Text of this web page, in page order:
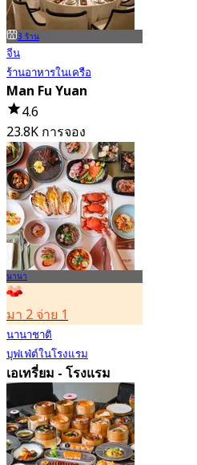
3 ร้าน
จีน
ร้านอาหารในเครือ
Man Fu Yuan
4.6
23.8K การจอง
จาก฿ 598
นานา
มา 2 จ่าย 1
นานาชาติ
บุฟเฟ่ต์ในโรงแรม
เอเทรี่ยม - โรงแรม
แลนด์มาร์ค กรุงเทพฯ
4.6
10.7K การจอง
จาก฿ 495